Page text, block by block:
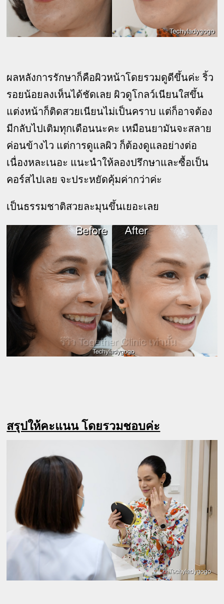
ผลหลังการรักษาก็คือผิวหน้าโดยรวมดูดีขึ้นค่ะ ริ้ว
รอยน้อยลงเห็นได้ชัดเลย ผิวดูโกลว์เนียนใสขึ้น
แต่งหน้าก็ติดสวยเนียนไม่เป็นคราบ แต่ก็อาจต้อง
มีกลับไปเติมทุกเดือนนะคะ เหมือนยามันจะสลาย
ค่อนข้างไว แต่การดูแลผิว ก็ต้องดูแลอย่างต่อ
เนื่องหละเนอะ แนะนำให้ลองปรึกษาและซื้อเป็น
คอร์สไปเลย จะประหยัดคุ้มค่ากว่าค่ะ
เป็นธรรมชาติสวยละมุนขึ้นเยอะเลย
สรุปให้คะแนน โดยรวมชอบค่ะ